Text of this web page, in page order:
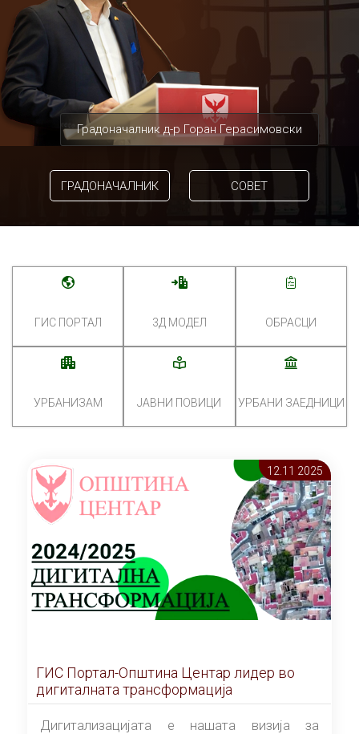
Градоначалник д-р Горан Герасимовски
ГРАДОНАЧАЛНИК СОВЕТ
ГИС ПОРТАЛ 3Д МОДЕЛ ОБРАСЦИ
УРБАНИЗАМ ЈАВНИ ПОВИЦИ УРБАНИ ЗАЕДНИЦИ
12.11 2025
ГИС Портал-Општина Центар лидер во
дигиталната трансформација
Дигитализацијата е нашата визија за